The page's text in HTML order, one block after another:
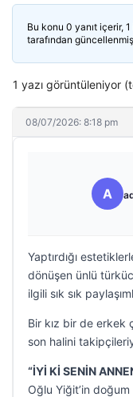
Bu konu 0 yanıt içerir,
tarafından
1 yazı görüntüleniyor
08/07/2026: 8:18 pm
A
Yaptırdığı
dönüşen ünlü
ilgili sık sık
Bir kız bir de erkek
son halini
“İYİ Kİ SENİN
Oğlu Yiğit’in